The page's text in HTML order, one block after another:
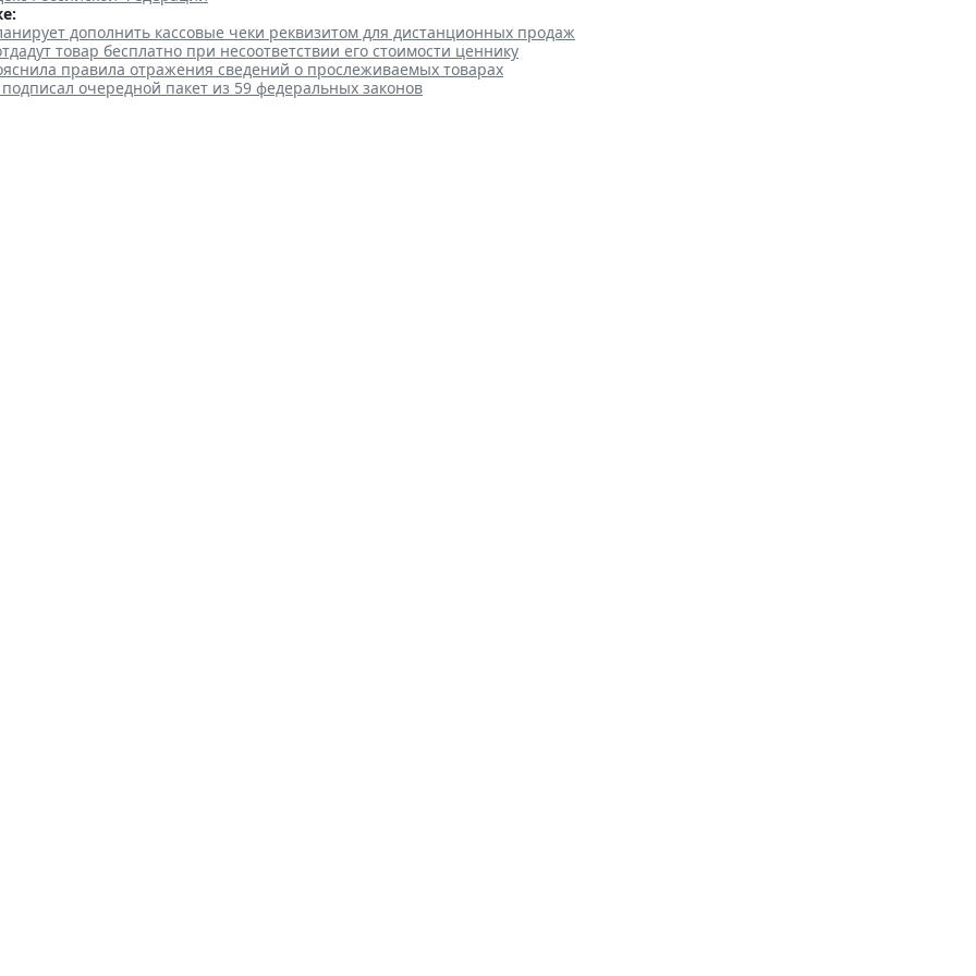
дополнить кассовые чеки реквизитом для дистанционных продаж
товар бесплатно при несоответствии его стоимости ценнику
правила отражения сведений о прослеживаемых товарах
очередной пакет из 59 федеральных законов